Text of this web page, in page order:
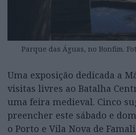
Parque das Águas, no Bonfim.
Uma exposição dedicada a
visitas livres ao Batalha
uma feira medieval. Cinco
preencher este sábado e
o Porto e Vila Nova de